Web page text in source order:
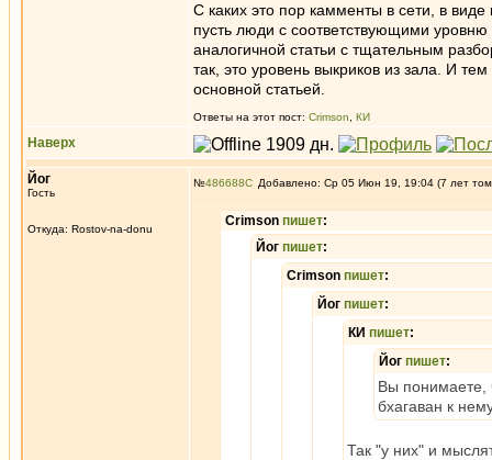
С каких это пор камменты в сети, в
пусть люди с соответствующими
аналогичной статьи с тщательным
так, это уровень выкриков из зала. И
основной статьей.
Ответы на этот пост: Crimson КИ
Наверх
Йог
Гость
Откуда: Rostov-na-donu
№486688 Добавлено: Ср 05 Июн 19, 19:04 (7 лет
Crimson пишет:
Йог пишет:
Crimson пишет:
Йог пишет:
КИ пишет:
Йог пишет:
Вы понимаете,
бхагаван к
Так "у них" и